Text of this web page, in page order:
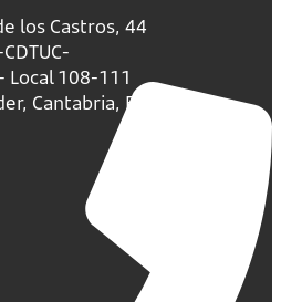
los Castros, 44
Local 108-111
Cantabria, España.